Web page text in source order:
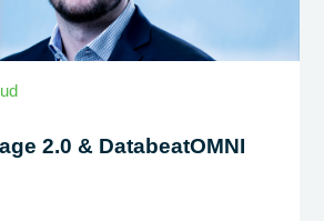
2.0 & DatabeatOMNI